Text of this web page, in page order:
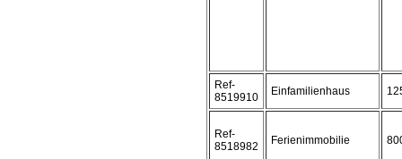
Ref-
8519910
Einfamilienhaus
Ref-
8518982
Ferienimmobilie